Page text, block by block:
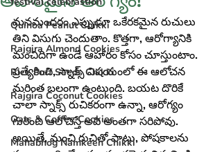
Quinoa Peanut Chikki
Rajgira Almond Cookies
Rice Puff Seeds Chikki
Rajgira Coconut Cookies
Oats & Coffee Cookies
Mahabhog Namkeen Chikki
మనమందరం ఎప్పుడూ ఒకేరకమైన రుచులు
తిని విసుగు చెందుతాం. కొత్తగా, ఆరోగ్యానికి
మంచిదిగా ఉండే ఆహారం కోసం చూస్తుంటాం.
ప్రత్యేకించి, స్నాక్స్ విషయంలో ఈ ఆలోచన
మరింత బలంగా ఉంటుంది. బయట దొరికే
చాలా స్నాక్స్ రుచికరంగా ఉన్నా, ఆరోగ్యం
గురించి ఆలోచిస్తే అవి అంతగా సరిపోవు.
అయితే, మంచి రుచితో పాటు, పోషకాలను